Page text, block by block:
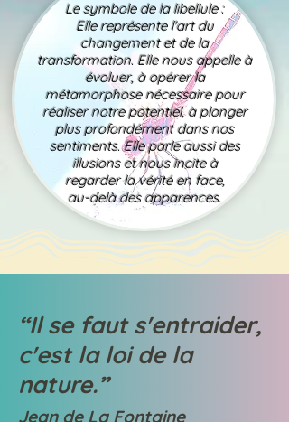
Le symbole de la libellule :
Elle représente l'art du
changement et de la
transformation. Elle nous appelle à
évoluer, à opérer la
métamorphose nécessaire pour
réaliser notre potentiel, à plonger
plus profondément dans nos
sentiments. Elle parle aussi des
illusions et nous incite à
regarder la vérité en face,
au-delà des apparences.
“Il se faut s'entraider,
c'est la loi de la
nature.”
Jean de La Fontaine